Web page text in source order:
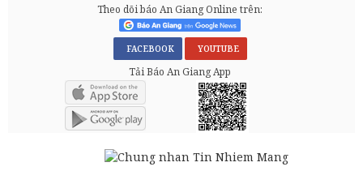
Theo dõi báo An Giang Online trên:
FACEBOOK YOUTUBE
Tải Báo An Giang App